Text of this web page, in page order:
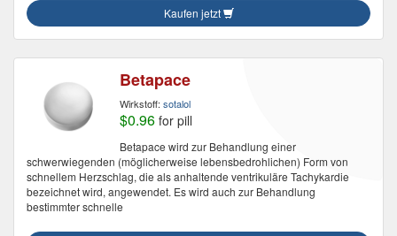
Kaufen jetzt
Betapace
Wirkstoff: sotalol
$0.96 for pill
Betapace wird zur Behandlung einer
schwerwiegenden (möglicherweise lebensbedrohlichen) Form von
schnellem Herzschlag, die als anhaltende ventrikuläre Tachykardie
bezeichnet wird, angewendet. Es wird auch zur Behandlung
bestimmter schnelle